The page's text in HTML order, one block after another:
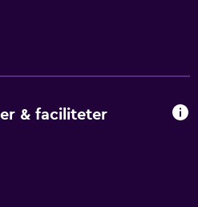
& faciliteter